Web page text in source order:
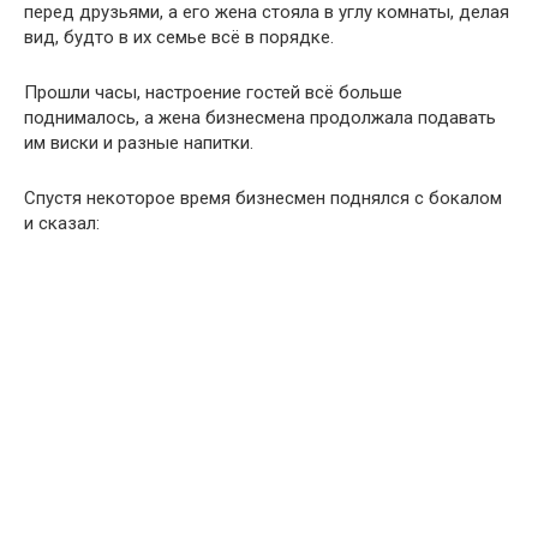
перед друзьями, а его жена стояла в углу комнаты, делая
вид, будто в их семье всё в порядке.
Прошли часы, настроение гостей всё больше
поднималось, а жена бизнесмена продолжала подавать
им виски и разные напитки.
Спустя некоторое время бизнесмен поднялся с бокалом
и сказал: